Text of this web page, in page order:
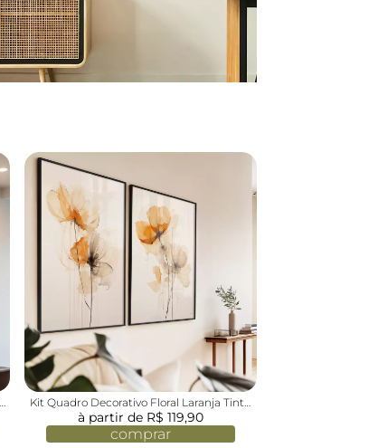
Kit Quadro Decorativo Floral Laranja Tinta
Aquarela
à partir de R$ 119,90
comprar